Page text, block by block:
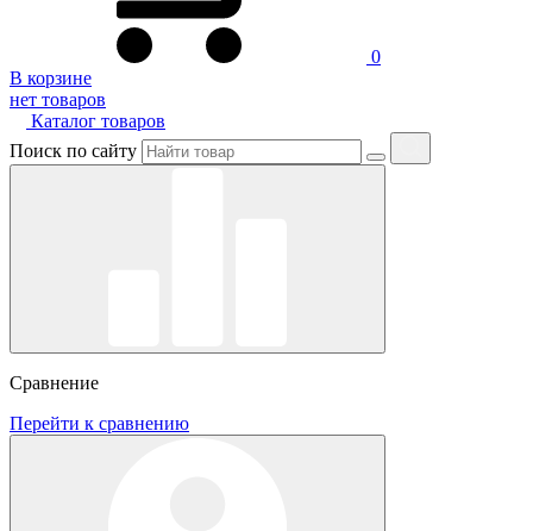
0
В корзине
нет товаров
Каталог товаров
Поиск по сайту
Сравнение
Перейти к сравнению